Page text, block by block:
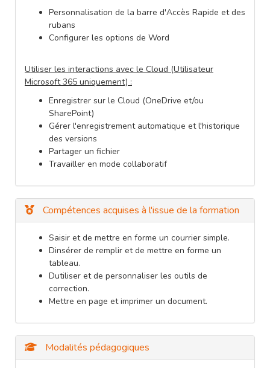
Personnalisation de la barre d'Accès Rapide et des
rubans
Configurer les options de Word
Utiliser les interactions avec le Cloud (Utilisateur
Microsoft 365 uniquement) :
Enregistrer sur le Cloud (OneDrive et/ou
SharePoint)
Gérer l'enregistrement automatique et l'historique
des versions
Partager un fichier
Travailler en mode collaboratif
Compétences acquises à l'issue de la formation
Saisir et de mettre en forme un courrier simple.
Dinsérer de remplir et de mettre en forme un
tableau.
Dutiliser et de personnaliser les outils de
correction.
Mettre en page et imprimer un document.
Modalités pédagogiques